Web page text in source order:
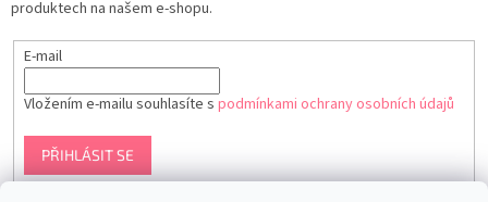
produktech na našem e-shopu.
E-mail
Vložením e-mailu souhlasíte s podmínkami ochrany osobních údajů
PŘIHLÁSIT SE